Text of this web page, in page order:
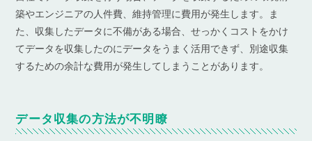
築やエンジニアの人件費、維持管理に費用が発生します。ま
た、収集したデータに不備がある場合、せっかくコストをかけ
てデータを収集したのにデータをうまく活用できず、別途収集
するための余計な費用が発生してしまうことがあります。
データ収集の方法が不明瞭